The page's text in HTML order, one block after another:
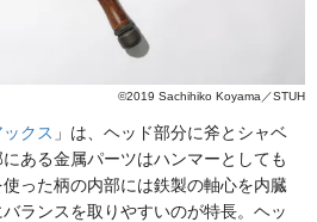
©2019 Sachihiko Koyama／STUH
クス 」は、ヘッド部分に斧とシャベ
ある金属パーツはハンマーとしても
った柄の内部には鉄製の軸心を内臓
ランスを取りやすいのが特長。ヘッ